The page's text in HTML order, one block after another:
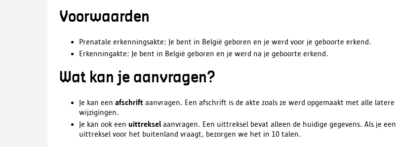
Voorwaarden
Prenatale erkenningsakte: Je bent in België geboren en je werd voor je geboorte erkend.
Erkenningakte: Je bent in België geboren en je werd na je geboorte erkend.
Wat kan je aanvragen?
Je kan een afschrift aanvragen. Een afschrift is de akte zoals ze werd opgemaakt met alle latere
wijzigingen.
Je kan ook een uittreksel aanvragen. Een uittreksel bevat alleen de huidige gegevens. Als je een
uittreksel voor het buitenland vraagt, bezorgen we het in 10 talen.